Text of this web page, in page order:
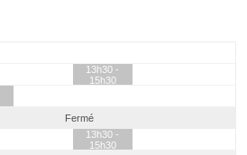
13h30 -
15h30
Fermé
13h30 -
15h30